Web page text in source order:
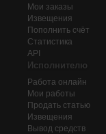
Мои заказы
Извещения
Пополнить счёт
Статистика
API
Исполнителю
Работа онлайн
Мои работы
Продать статью
Извещения
Вывод средств